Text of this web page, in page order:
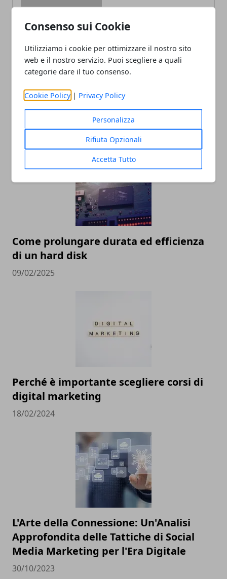
Consenso sui Cookie
Utilizziamo i cookie per ottimizzare il nostro sito
web e il nostro servizio. Puoi scegliere a quali
categorie dare il tuo consenso.
Cookie Policy | Privacy Policy
Personalizza
Rifiuta Opzionali
Accetta Tutto
ARTICOLI CORRELATI
Come prolungare durata ed efficienza
di un hard disk
09/02/2025
Perché è importante scegliere corsi di
digital marketing
18/02/2024
L'Arte della Connessione: Un'Analisi
Approfondita delle Tattiche di Social
Media Marketing per l'Era Digitale
30/10/2023